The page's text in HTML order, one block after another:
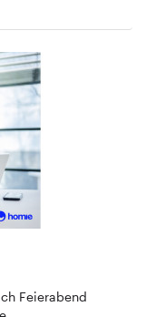
Feierabend